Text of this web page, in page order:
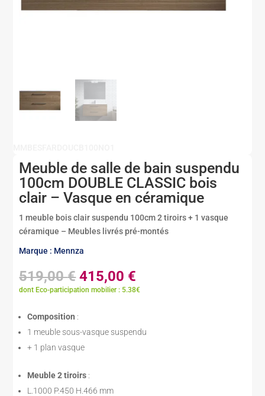
Meuble de salle de bain suspendu
100cm DOUBLE CLASSIC bois
clair – Vasque en céramique
1 meuble bois clair suspendu 100cm 2 tiroirs + 1 vasque
céramique – Meubles livrés pré-montés
Marque : Mennza
519,00€Le
prix
519,00 €.
415,00 €
prix
415,00 €.
dont Eco-participation mobilier : 5.38€
Composition :
1 meuble sous-vasque suspendu
+ 1 plan vasque
Meuble 2 tiroirs :
L.1000 P.450 H.466 mm